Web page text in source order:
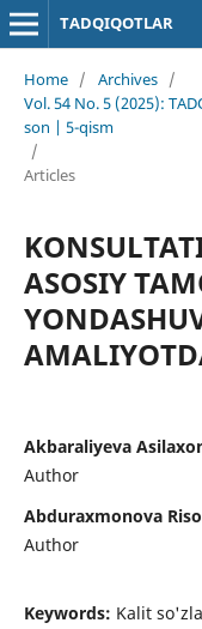
TADQIQOTLAR
Home / Archives /
Vol. 54 No. 5 (2025):
son | 5-qism
/
Articles
ASOSIY
Akbaraliyeva
Author
Abduraxmonova
Author
Keywords: Kalit